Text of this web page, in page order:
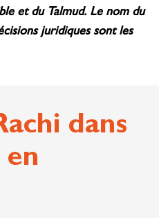
et du Talmud. Le nom du
juridiques sont les
dans